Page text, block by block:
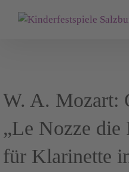
Inhalt
W. A. Mozart:
„Le Nozze die
für Klarinette